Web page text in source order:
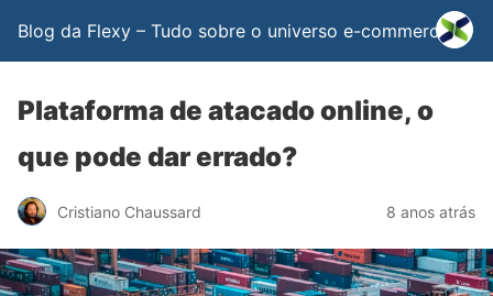
Blog da Flexy – Tudo sobre o universo e-commerce
Plataforma de atacado online, o
que pode dar errado?
Cristiano Chaussard 8 anos atrás